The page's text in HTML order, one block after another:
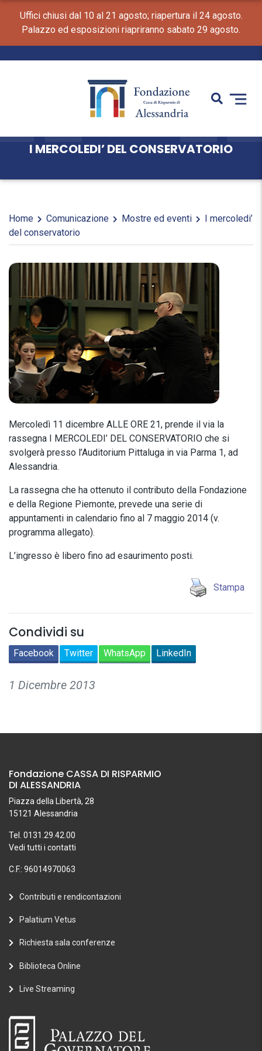
Uffici chiusi dal 10 al 21 agosto; riapertura il 24 agosto.
Palazzo ed esposizioni riapriranno sabato 29 agosto.
I MERCOLEDI’ DEL CONSERVATORIO
Home Comunicazione Mostre ed eventi
I mercoledi’
del conservatorio
Mercoledì 11 dicembre ALLE ORE 21, prende il via la
rassegna I MERCOLEDI’ DEL CONSERVATORIO che si
svolgerà presso l’Auditorium Pittaluga in via Parma 1, ad
Alessandria.
La rassegna che ha ottenuto il contributo della Fondazione
e della Regione Piemonte, prevede una serie di
appuntamenti in calendario fino al 7 maggio 2014 (v.
programma allegato).
L’ingresso è libero fino ad esaurimento posti.
Stampa
Condividi su
Facebook Twitter WhatsApp LinkedIn
1 Dicembre 2013
Fondazione CASSA DI RISPARMIO
DI ALESSANDRIA
Piazza della Libertà, 28
15121 Alessandria
Tel. 0131.29.42.00
Vedi tutti i contatti
C.F.: 96014970063
Contributi e rendicontazioni
Palatium Vetus
Richiesta sala conferenze
Biblioteca Online
Live Streaming